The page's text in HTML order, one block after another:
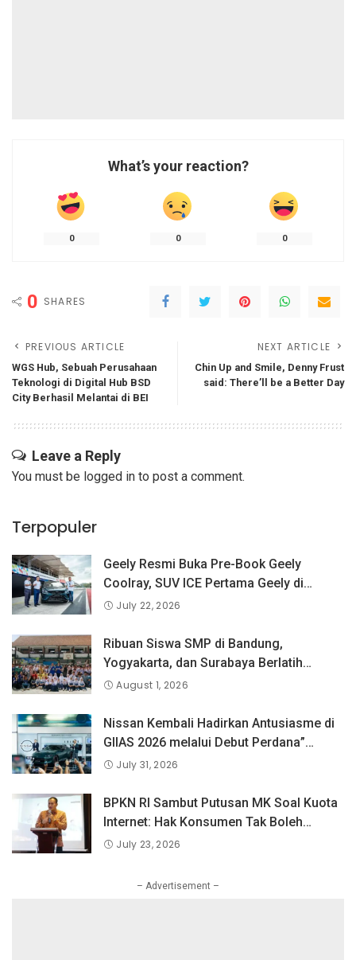
What’s your reaction?
0 0 0
0 SHARES
PREVIOUS ARTICLE
WGS Hub, Sebuah Perusahaan
Teknologi di Digital Hub BSD
City Berhasil Melantai di BEI
NEXT ARTICLE
Chin Up and Smile, Denny Frust
said: There’ll be a Better Day
Leave a Reply
You must be logged in to post a comment.
Terpopuler
Geely Resmi Buka Pre-Book Geely
Coolray, SUV ICE Pertama Geely di
Indonesia yang Dipercaya Lebih dari 1,3
July 22, 2026
Ribuan Siswa SMP di Bandung,
Yogyakarta, dan Surabaya Berlatih
Langsung Bersama Atlet Voli Nasional di
Nation 2026.
August 1, 2026
Nissan Kembali Hadirkan Antusiasme di
GIIAS 2026 melalui Debut Perdana”
Fairlady Z di Indonesia”
July 31, 2026
BPKN RI Sambut Putusan MK Soal Kuota
Internet: Hak Konsumen Tak Boleh
Hangus Sepihak
July 23, 2026
– Advertisement –